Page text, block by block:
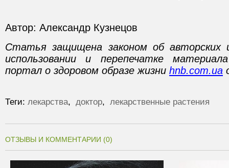
Автор: Александр Кузнецов
Статья защищена законом об авторских
использовании и перепечатке
портал о здоровом образе жизни hnb.com.ua
Теги: лекарства, доктор, лекарственные растения
ОТЗЫВЫ И КОММЕНТАРИИ (0)